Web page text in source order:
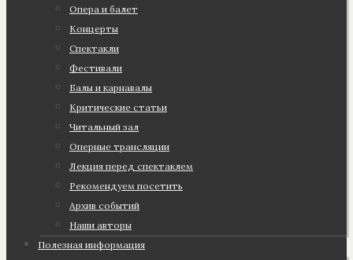
Опера и балет
Концерты
Спектакли
Фестивали
Балы и карнавалы
Критические статьи
Читальный зал
Оперные трансляции
Лекция перед спектаклем
Рекомендуем посетить
Архив событий
Наши авторы
Полезная информация